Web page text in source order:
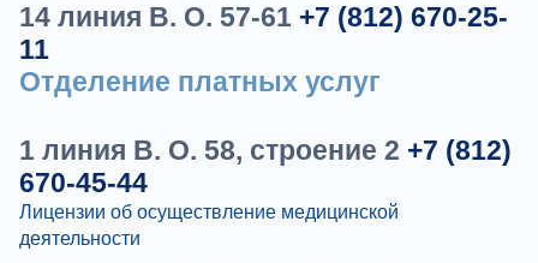
14 линия В. О. 57-61 +7 (812) 670-25-
11
Отделение платных услуг
1 линия В. О. 58, строение 2 +7 (812)
670-45-44
Лицензии об осуществление медицинской
деятельности